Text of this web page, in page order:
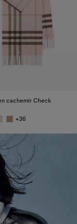
cachemir Check
+36